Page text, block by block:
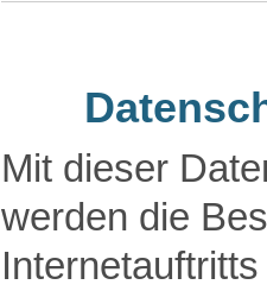
Mit dieser
werden die